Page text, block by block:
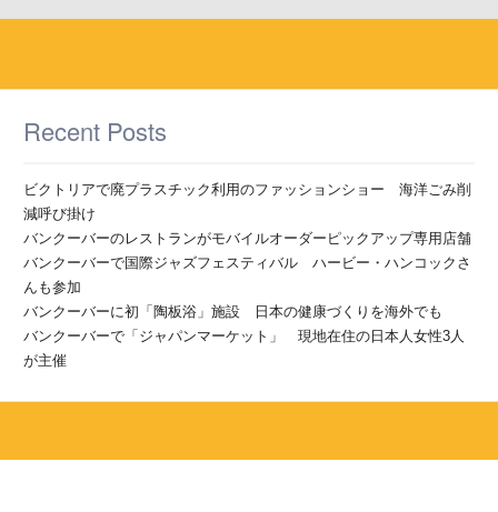
Recent Posts
ビクトリアで廃プラスチック利用のファッションショー 海洋ごみ削
減呼び掛け
バンクーバーのレストランがモバイルオーダーピックアップ専用店舗
バンクーバーで国際ジャズフェスティバル ハービー・ハンコックさ
んも参加
バンクーバーに初「陶板浴」施設 日本の健康づくりを海外でも
バンクーバーで「ジャパンマーケット」 現地在住の日本人女性3人
が主催